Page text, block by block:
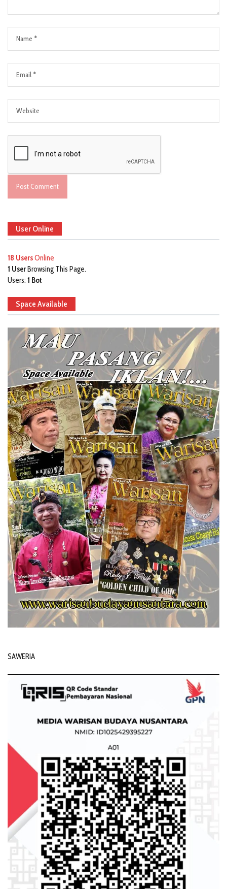
User Online
18 UsersOnline
1 UserBrowsing This Page.
Users: 1 Bot
Space Available
SAWERIA